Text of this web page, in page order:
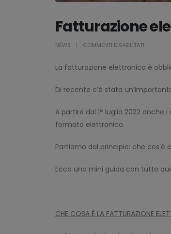
Fatturazione
NEWS COMMENTI DISABILITATI
REGIME
La fatturazione elettronica è
Di recente c’è stata
A partire dal 1° luglio 2022
formato elettronico.
Partiamo dal principio: che
Ecco una mini guida con tutto
CHE COSA È LA FATTURAZIONE